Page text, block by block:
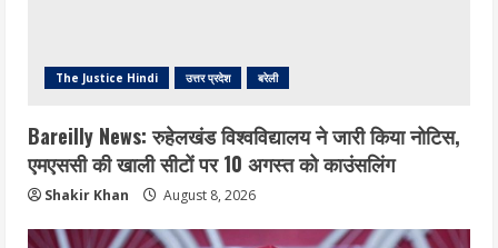
The Justice Hindi उत्तर प्रदेश बरेली
Bareilly News: रुहेलखंड विश्वविद्यालय ने जारी किया नोटिस,
एमएससी की खाली सीटों पर 10 अगस्त को काउंसलिंग
Shakir Khan August 8, 2026